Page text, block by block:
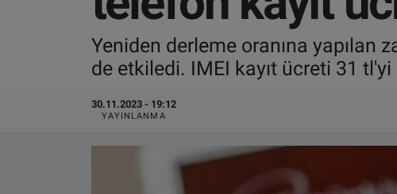
Yeniden derleme oranına yapılan
de etkiledi. IMEI kayıt ücreti 31 tl'yi
30.11.2023 - 19:12
YAYINLANMA
ALGEMENE VOORWAARDEN
CONTACT
Çerez Politikası